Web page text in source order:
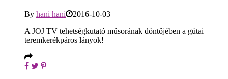
By hani hani
2016-10-03
A JOJ TV tehetségkutató műsorának döntőjében a gútai
teremkerékpáros lányok!